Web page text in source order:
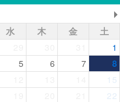
水 木 金
土
1
5 6 7
8
15
22